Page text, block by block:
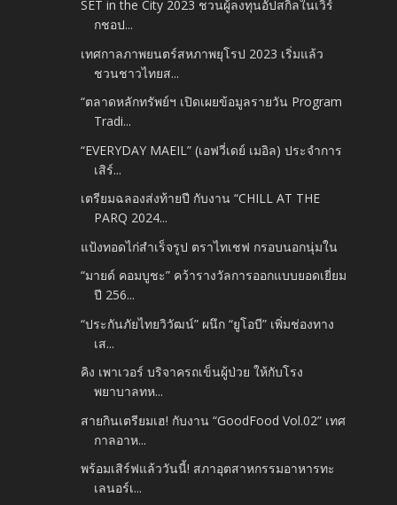
SET in the City 2023 ชวนผู้ลงทุนอัปสกิลในเวิร์
กชอป...
เทศกาลภาพยนตร์สหภาพยุโรป 2023 เริ่มแล้ว
ชวนชาวไทยส...
“ตลาดหลักทรัพย์ฯ เปิดเผยข้อมูลรายวัน Program
Tradi...
“EVERYDAY MAEIL” (เอฟวี่เดย์ เมอิล) ประจำการ
เสิร์...
เตรียมฉลองส่งท้ายปี กับงาน “CHILL AT THE
PARQ 2024...
แป้งทอดไก่สำเร็จรูป ตราไทเชฟ กรอบนอกนุ่มใน
“มายด์ คอมบูชะ” คว้ารางวัลการออกแบบยอดเยี่ยม
ปี 256...
“ประกันภัยไทยวิวัฒน์” ผนึก “ยูโอบี” เพิ่มช่องทาง
เส...
คิง เพาเวอร์ บริจาครถเข็นผู้ป่วย ให้กับโรง
พยาบาลทห...
สายกินเตรียมเฮ! กับงาน “GoodFood Vol.02” เทศ
กาลอาห...
พร้อมเสิร์ฟแล้ววันนี้! สภาอุตสาหกรรมอาหารทะ
เลนอร์เ...